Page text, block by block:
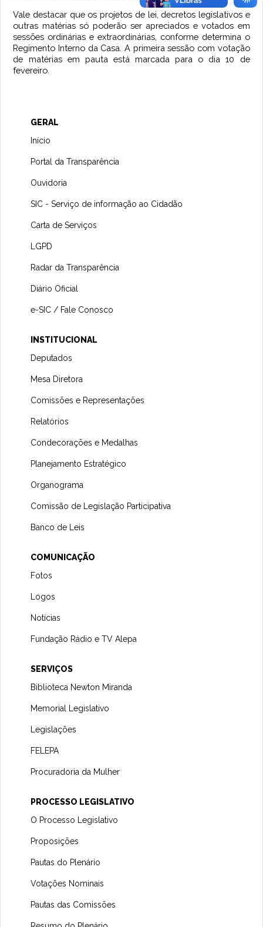
Vale destacar que os projetos de lei, decretos legislativos e
outras matérias só poderão ser apreciados e votados em
sessões ordinárias e extraordinárias, conforme determina o
Regimento Interno da Casa. A primeira sessão com votação
de matérias em pauta está marcada para o dia 10 de
fevereiro.
GERAL
Início
Portal da Transparência
Ouvidoria
SIC - Serviço de informação ao Cidadão
Carta de Serviços
LGPD
Radar da Transparência
Diário Oficial
e-SIC / Fale Conosco
INSTITUCIONAL
Deputados
Mesa Diretora
Comissões e Representações
Relatórios
Condecorações e Medalhas
Planejamento Estratégico
Organograma
Comissão de Legislação Participativa
Banco de Leis
COMUNICAÇÃO
Fotos
Logos
Notícias
Fundação Rádio e TV Alepa
SERVIÇOS
Biblioteca Newton Miranda
Memorial Legislativo
Legislações
FELEPA
Procuradoria da Mulher
PROCESSO LEGISLATIVO
O Processo Legislativo
Proposições
Pautas do Plenário
Votações Nominais
Pautas das Comissões